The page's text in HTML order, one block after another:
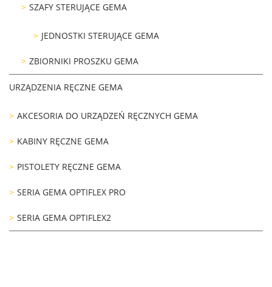
SZAFY STERUJĄCE GEMA
JEDNOSTKI STERUJĄCE GEMA
ZBIORNIKI PROSZKU GEMA
URZĄDZENIA RĘCZNE GEMA
AKCESORIA DO URZĄDZEŃ RĘCZNYCH GEMA
KABINY RĘCZNE GEMA
PISTOLETY RĘCZNE GEMA
SERIA GEMA OPTIFLEX PRO
SERIA GEMA OPTIFLEX2